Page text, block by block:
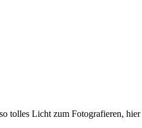
tolles Licht zum Fotografieren,